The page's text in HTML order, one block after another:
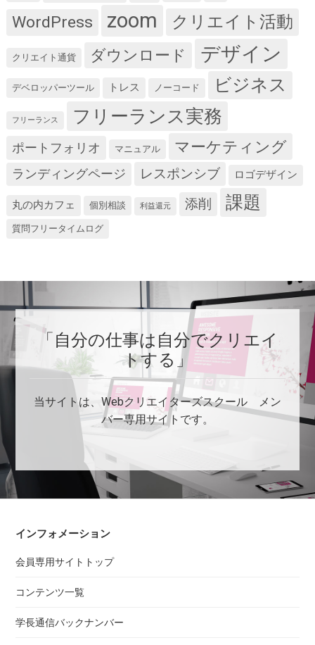
WordPress zoom クリエイト活動
クリエイト通貨 ダウンロード デザイン
デベロッパーツール トレス ノーコード ビジネス
フリーランス フリーランス実務
ポートフォリオ マニュアル マーケティング
ランディングページ レスポンシブ ロゴデザイン
丸の内カフェ 個別相談 利益還元 添削 課題
質問フリータイムログ
「自分の仕事は自分でクリエイ
トする」
当サイトは、Webクリエイターズスクール メン
バー専用サイトです。
インフォメーション
会員専用サイトトップ
コンテンツ一覧
学長通信バックナンバー